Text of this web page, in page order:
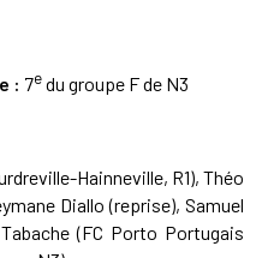
: 7edu groupe F de N3
Hainneville, R1), Théo
Diallo (reprise), Samuel
(FC Porto Portugais